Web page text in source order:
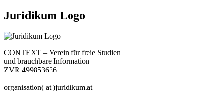
Juridikum Logo
CONTEXT – Verein für freie Studien
und brauchbare Information
ZVR 499853636
organisation( at )juridikum.at